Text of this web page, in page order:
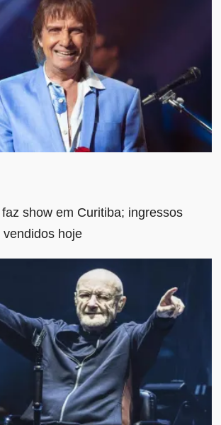
show em Curitiba; ingressos
hoje